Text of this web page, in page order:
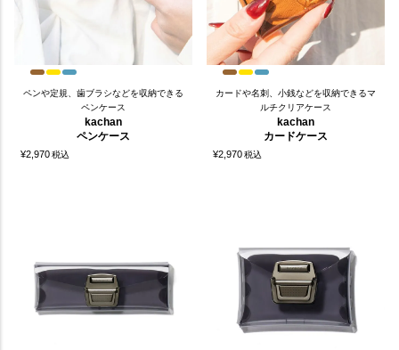
ペンや定規、歯ブラシなどを収納できる
ペンケース
kachan
ペンケース
¥2,970税込
カードや名刺、小銭などを収納できるマ
ルチクリアケース
kachan
カードケース
¥2,970税込